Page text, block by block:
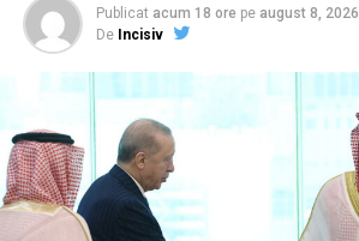
Publicat acum 18 ore pe august 8, 2026
De Incisiv